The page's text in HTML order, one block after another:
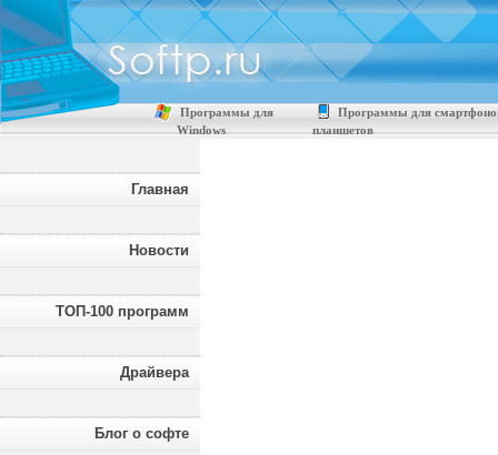
Программы для
Windows
Программы для
планшетов
Главная
Новости
ТОП-100 программ
Драйвера
Блог о софте